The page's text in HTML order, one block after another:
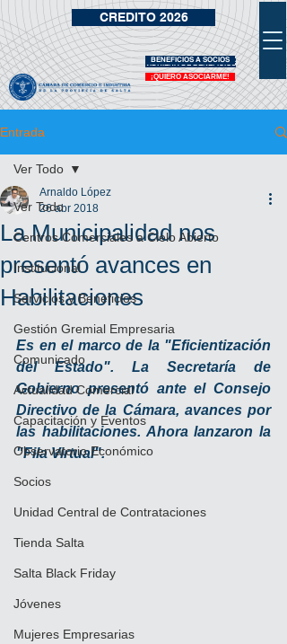
¡QUIERO ASOCIARME!
VIDRIERA DE BENEFICIOS
BENEFICIOS A SOCIOS
CREDITO 2026
Entrada
Ver Todo
Centros Comerciales a Cielo Abierto
Institucional
Servicios y Beneficios
Gestión Gremial Empresaria
Comunicado
Actualidad Comercial
Capacitación y Eventos
Observatorio Económico
Socios
Unidad Central de Contrataciones
Tienda Salta
Salta Black Friday
Jóvenes
Mujeres Empresarias
Ver Todo
La Municipalidad nos
presentó avances en
Habilitaciones
Arnaldo López
26 abr 2018
Es en el marco de la "Eficientización
del Estado". La Secretaría de
Gobierno presentó ante el Consejo
Directivo de la Cámara, avances por
las habilitaciones. Ahora lanzaron la
"Fila Virtual".